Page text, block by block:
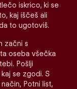
iskrico, ki se
kaj iščeš ali
to ugotoviš.
začni s
oseba všečka
Pošlji
se zgodi. S
Potni list,